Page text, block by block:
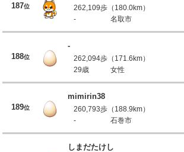
187位
262,109歩（180.0km）
-
名取市
188位
-
262,094歩（171.6km）
29歳
女性
189位
mimirin38
260,793歩（188.9km）
-
石巻市
しまだたけし